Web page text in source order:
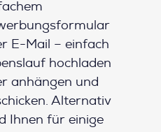
E-Mail – einfach
hochladen
anhängen und
Alternativ
Ihnen für einige